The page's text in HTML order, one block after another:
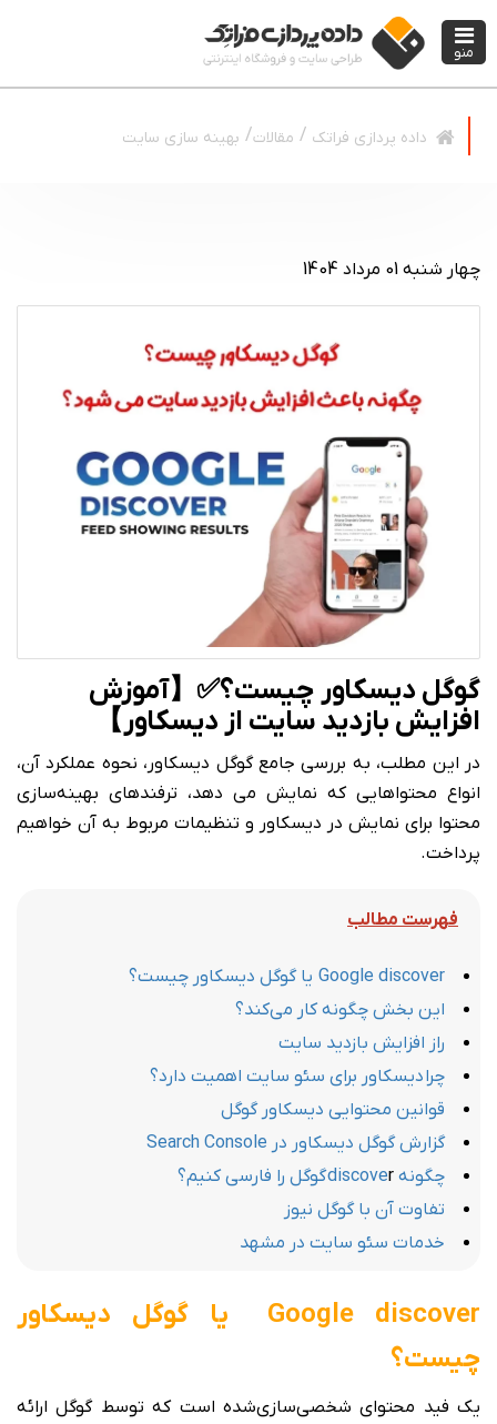
داده پردازی فراتک مقالات بهینه سازی سایت
چهار شنبه 01 مرداد 1404
گوگل دیسکاور چیست؟✅【آموزش
افزایش بازدید سایت از دیسکاور】
در این مطلب، به بررسی جامع گوگل دیسکاور، نحوه عملکرد آن،
انواع محتواهایی که نمایش می دهد، ترفندهای بهینه‌سازی
محتوا برای نمایش در دیسکاور و تنظیمات مربوط به آن خواهیم
پرداخت.
فهرست مطالب
Google discover یا گوگل دیسکاور چیست؟
این بخش چگونه کار می‌کند؟
راز افزایش بازدید سایت
چرا دیسکاور برای سئو سایت اهمیت دارد؟
قوانین محتوایی دیسکاور گوگل
گزارش گوگل دیسکاور در Search Console
چگونه discover
گوگل را فارسی کنیم؟
تفاوت آن با گوگل نیوز
خدمات سئو سایت در مشهد
Google discover یا گوگل دیسکاور
چیست؟
یک فید محتوای شخصی‌سازی‌شده است که توسط گوگل ارائه
منو